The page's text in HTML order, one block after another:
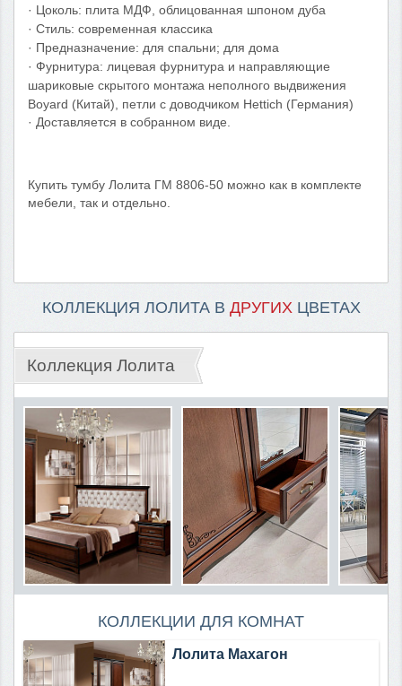
· Цоколь: плита МДФ, облицованная шпоном дуба
· Стиль: современная классика
· Предназначение: для спальни; для дома
· Фурнитура: лицевая фурнитура и направляющие
шариковые скрытого монтажа неполного выдвижения
Boyard (Китай), петли с доводчиком Hettich (Германия)
· Доставляется в собранном виде.
Купить тумбу Лолита ГМ 8806-50 можно как в комплекте
мебели, так и отдельно.
КОЛЛЕКЦИЯ ЛОЛИТА В ДРУГИХЦВЕТАХ
Коллекция Лолита
КОЛЛЕКЦИИ ДЛЯ КОМНАТ
Лолита Махагон